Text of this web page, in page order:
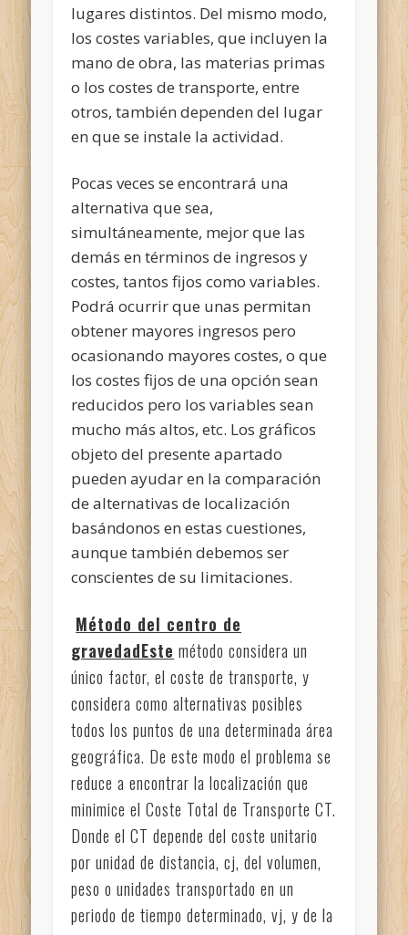
lugares distintos. Del mismo modo,
los costes variables, que incluyen la
mano de obra, las materias primas
o los costes de transporte, entre
otros, también dependen del lugar
en que se instale la actividad.
Pocas veces se encontrará una
alternativa que sea,
simultáneamente, mejor que las
demás en términos de ingresos y
costes, tantos fijos como variables.
Podrá ocurrir que unas permitan
obtener mayores ingresos pero
ocasionando mayores costes, o que
los costes fijos de una opción sean
reducidos pero los variables sean
mucho más altos, etc. Los gráficos
objeto del presente apartado
pueden ayudar en la comparación
de alternativas de localización
basándonos en estas cuestiones,
aunque también debemos ser
conscientes de su limitaciones.
Método del centro de
gravedadEste método considera un
único factor, el coste de transporte, y
considera como alternativas posibles
todos los puntos de una determinada área
geográfica. De este modo el problema se
reduce a encontrar la localización que
minimice el Coste Total de Transporte CT.
Donde el CT depende del coste unitario
por unidad de distancia, cj, del volumen,
peso o unidades transportado en un
periodo de tiempo determinado, vj, y de la